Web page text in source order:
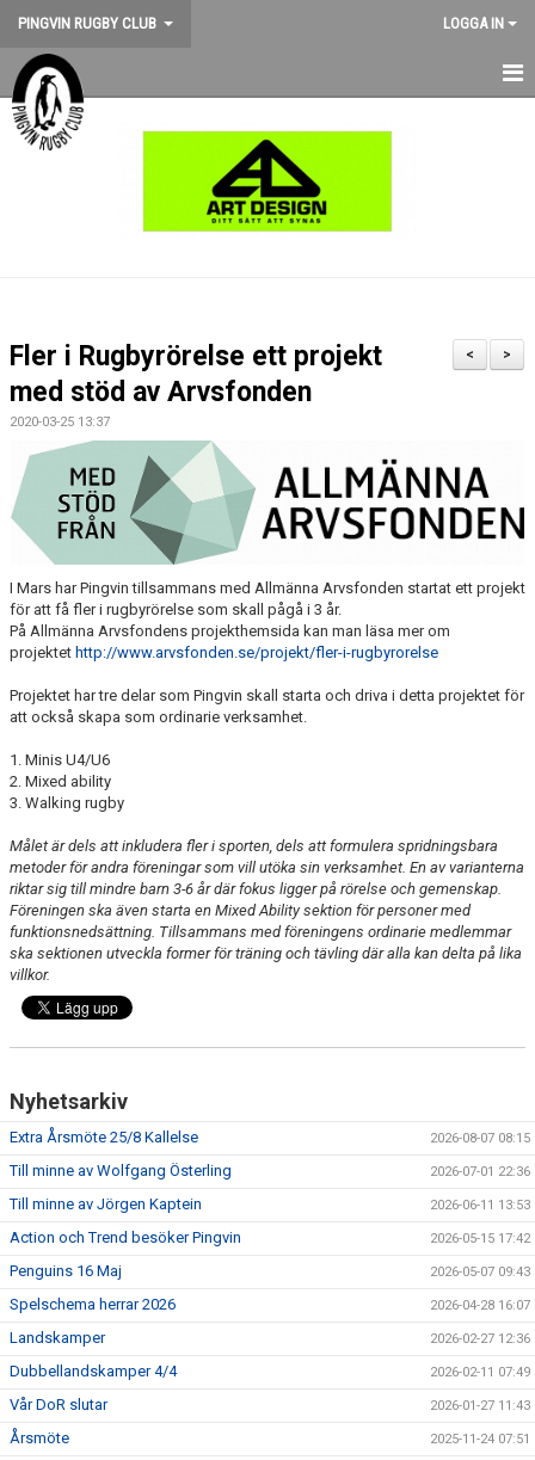
PINGVIN RUGBY CLUB LOGGA IN
HEM
BILDGALLERI
MATCHER
ÖVRIGT
ENGLISH
WEBSHOP
ANTIDOPING
>
<
Fler i Rugbyrörelse ett projekt
med stöd av Arvsfonden
2020-03-25 13:37
I Mars har Pingvin tillsammans med Allmänna Arvsfonden startat ett projekt
för att få fler i rugbyrörelse som skall pågå i 3 år.
På Allmänna Arvsfondens projekthemsida kan man läsa mer om
projektet http://www.arvsfonden.se/projekt/fler-i-rugbyrorelse
Projektet har tre delar som Pingvin skall starta och driva i detta projektet för
att också skapa som ordinarie verksamhet.
1. Minis U4/U6
2. Mixed ability
3. Walking rugby
Målet är dels att inkludera fler i sporten, dels att formulera spridningsbara
metoder för andra föreningar som vill utöka sin verksamhet. En av varianterna
riktar sig till mindre barn 3-6 år där fokus ligger på rörelse och gemenskap.
Föreningen ska även starta en Mixed Ability sektion för personer med
funktionsnedsättning. Tillsammans med föreningens ordinarie medlemmar
ska sektionen utveckla former för träning och tävling där alla kan delta på lika
villkor.
Nyhetsarkiv
Extra Årsmöte 25/8 Kallelse 2026-08-07 08:15
Till minne av Wolfgang Österling 2026-07-01 22:36
Till minne av Jörgen Kaptein 2026-06-11 13:53
Action och Trend besöker Pingvin 2026-05-15 17:42
Penguins 16 Maj 2026-05-07 09:43
Spelschema herrar 2026 2026-04-28 16:07
Landskamper 2026-02-27 12:36
Dubbellandskamper 4/4 2026-02-11 07:49
Vår DoR slutar 2026-01-27 11:43
Årsmöte 2025-11-24 07:51